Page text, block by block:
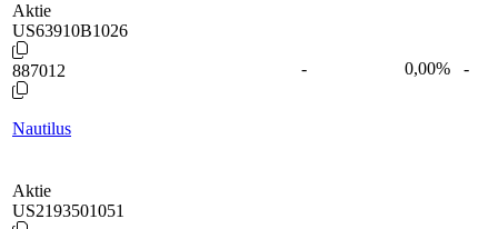
Aktie
US63910B1026
887012
Nautilus
- 0,00% -
Aktie
US2193501051